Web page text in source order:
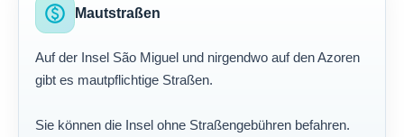
paid Mautstraßen
Auf der Insel São Miguel und nirgendwo auf den Azoren
gibt es mautpflichtige Straßen.
Sie können die Insel ohne Straßengebühren befahren.